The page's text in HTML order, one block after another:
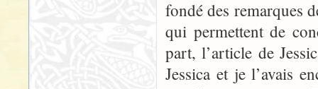
fondé des remarques
qui permettent de
part, l’article de
Jessica et je l’avais